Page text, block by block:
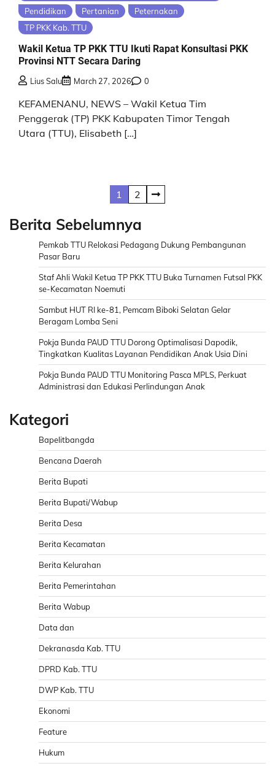
Pendidikan Pertanian
Peternakan
TP PKK Kab. TTU
Wakil Ketua TP PKK TTU Ikuti Rapat Konsultasi PKK
Provinsi NTT Secara Daring
Lius Salu March 27, 2026 0
KEFAMENANU, NEWS – Wakil Ketua Tim
Penggerak (TP) PKK Kabupaten Timor Tengah
Utara (TTU), Elisabeth […]
pagination
1 2
Berita Sebelumnya
Pemkab TTU Relokasi Pedagang Dukung Pembangunan
Pasar Baru
Staf Ahli Wakil Ketua TP PKK TTU Buka Turnamen Futsal PKK
se-Kecamatan Noemuti
Sambut HUT RI ke-81, Pemcam Biboki Selatan Gelar
Beragam Lomba Seni
Pokja Bunda PAUD TTU Dorong Optimalisasi Dapodik,
Tingkatkan Kualitas Layanan Pendidikan Anak Usia Dini
Pokja Bunda PAUD TTU Monitoring Pasca MPLS, Perkuat
Administrasi dan Edukasi Perlindungan Anak
Kategori
Bapelitbangda
Bencana Daerah
Berita Bupati
Berita Bupati/Wabup
Berita Desa
Berita Kecamatan
Berita Kelurahan
Berita Pemerintahan
Berita Wabup
Data dan
Dekranasda Kab. TTU
DPRD Kab. TTU
DWP Kab. TTU
Ekonomi
Feature
Hukum